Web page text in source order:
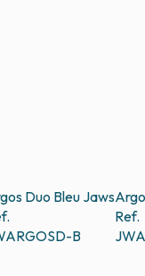
Duo Bleu Jaws
B
Ref.